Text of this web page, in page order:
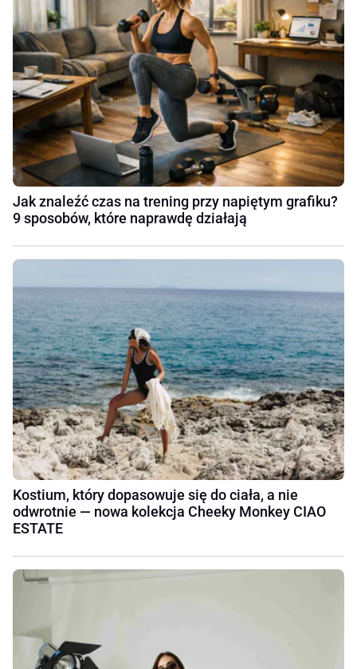
Jak znaleźć czas na trening przy napiętym grafiku?
9 sposobów, które naprawdę działają
Kostium, który dopasowuje się do ciała, a nie
odwrotnie — nowa kolekcja Cheeky Monkey CIAO
ESTATE